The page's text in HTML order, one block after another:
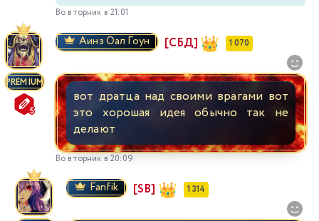
Во вторник в 21:01
PREMIUM
Аинз Оал Гоун [СБД] 1 070
вот дратца над своими врагами вот
это хорошая идея обычно так не
делают
Во вторник в 20:09
Fanfik [SB] 1 314